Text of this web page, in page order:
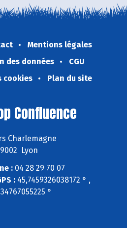
Mentions légales
des données
CGU
cookies
Plan du site
Confluence
Charlemagne
Lyon
:04 28 29 70 07
:45,7459326038172 ° ,
°